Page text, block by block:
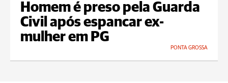
Homem é preso pela Guarda
Civil após espancar ex-
mulher em PG
PONTA GROSSA